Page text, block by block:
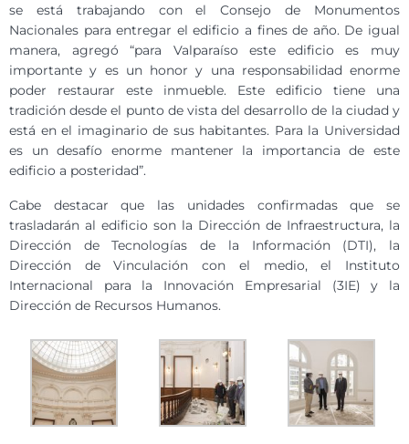
se está trabajando con el Consejo de Monumentos
Nacionales para entregar el edificio a fines de año. De igual
manera, agregó “para Valparaíso este edificio es muy
importante y es un honor y una responsabilidad enorme
poder restaurar este inmueble. Este edificio tiene una
tradición desde el punto de vista del desarrollo de la ciudad y
está en el imaginario de sus habitantes. Para la Universidad
es un desafío enorme mantener la importancia de este
edificio a posteridad”.
Cabe destacar que las unidades confirmadas que se
trasladarán al edificio son la Dirección de Infraestructura, la
Dirección de Tecnologías de la Información (DTI), la
Dirección de Vinculación con el medio, el Instituto
Internacional para la Innovación Empresarial (3IE) y la
Dirección de Recursos Humanos.